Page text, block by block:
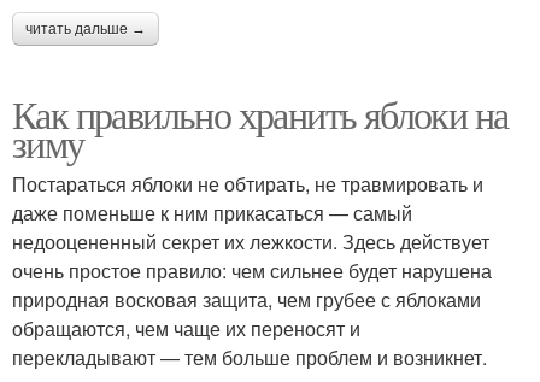
читать дальше →
Как правильно хранить яблоки на
зиму
Постараться яблоки не обтирать, не травмировать и
даже поменьше к ним прикасаться — самый
недооцененный секрет их лежкости. Здесь действует
очень простое правило: чем сильнее будет нарушена
природная восковая защита, чем грубее с яблоками
обращаются, чем чаще их переносят и
перекладывают — тем больше проблем и возникнет.